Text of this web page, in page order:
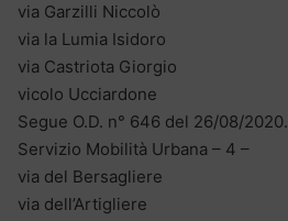
via Garzilli Niccolò
via la Lumia Isidoro
via Castriota Giorgio
vicolo Ucciardone
Segue O.D. n° 646 del 26/08/2020.
Servizio Mobilità Urbana – 4 –
via del Bersagliere
via dell’Artigliere